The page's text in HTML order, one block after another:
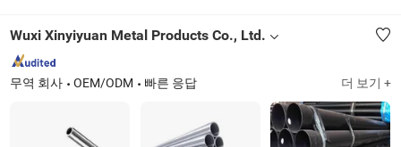
Wuxi Xinyiyuan Metal Products Co., Ltd.
무역 회사 OEM/ODM 빠른 응답 더 보기 +